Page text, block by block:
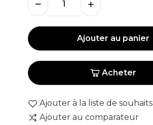
Ajouter au panier
Acheter
Ajouter à la liste de souhaits
Ajouter au comparateur